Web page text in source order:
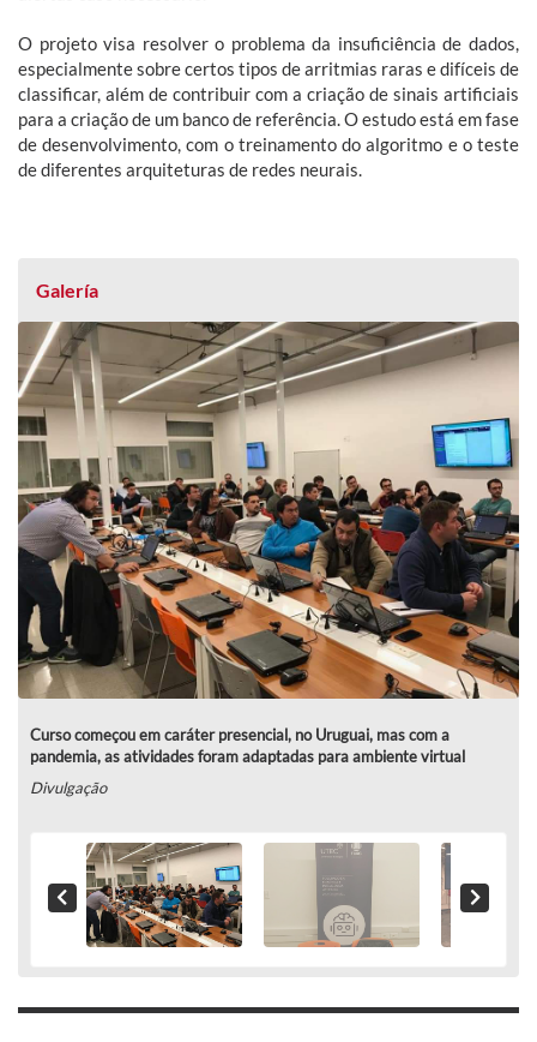
O projeto visa resolver o problema da insuficiência de dados,
especialmente sobre certos tipos de arritmias raras e difíceis de
classificar, além de contribuir com a criação de sinais artificiais
para a criação de um banco de referência. O estudo está em fase
de desenvolvimento, com o treinamento do algoritmo e o teste
de diferentes arquiteturas de redes neurais.
Galería
Curso começou em caráter presencial, no Uruguai, mas com a
pandemia, as atividades foram adaptadas para ambiente virtual
Divulgação